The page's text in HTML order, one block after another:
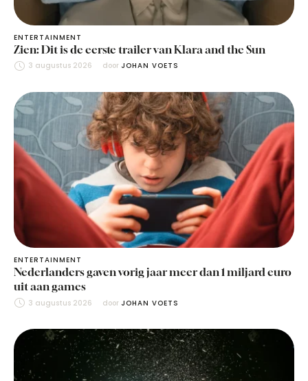
ENTERTAINMENT
Zien: Dit is de eerste trailer van Klara and the Sun
3 augustus 2026 door JOHAN VOETS
ENTERTAINMENT
Nederlanders gaven vorig jaar meer dan 1 miljard euro
uit aan games
3 augustus 2026 door JOHAN VOETS